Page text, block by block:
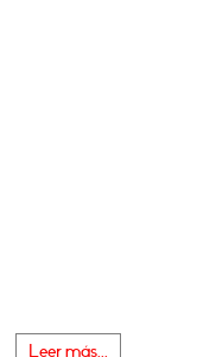
Leer más...